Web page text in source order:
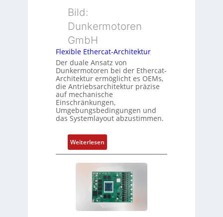
e
w
a
c
h
u
n
g
s
s
u
n
g
u
n
Z
u
s
t
a
n
d
e
t
y
p
s
o
r
g
t
f
ü
r
m
e
h
r
Bild:
Dunkermotoren
GmbH
Flexible Ethercat-Architektur
Der duale Ansatz von
Dunkermotoren bei der Ethercat-
Architektur ermöglicht es OEMs,
die Antriebsarchitektur präzise
auf mechanische
Einschränkungen,
Umgebungsbedingungen und
das Systemlayout abzustimmen.
Weiterlesen:
F
l
e
x
i
b